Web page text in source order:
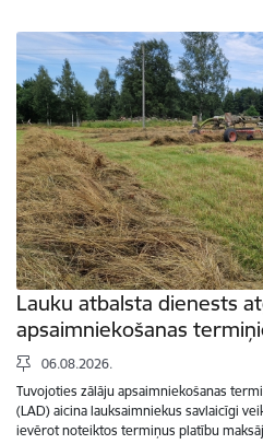
Lauku atbalsta dienests
apsaimniekošanas
06.08.2026.
Tuvojoties zālāju apsaimniekošanas
(LAD) aicina lauksaimniekus savlaicīgi
ievērot noteiktos termiņus platību